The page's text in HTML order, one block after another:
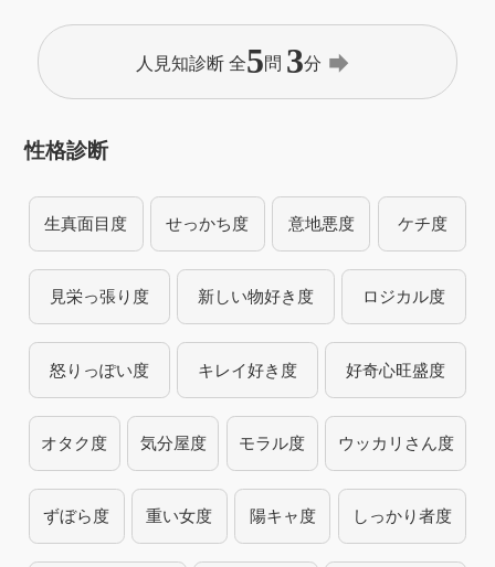
人見知診断 全5問 3分 forward
性格診断
生真面目度 せっかち度 意地悪度 ケチ度
見栄っ張り度 新しい物好き度 ロジカル度
怒りっぽい度 キレイ好き度 好奇心旺盛度
オタク度 気分屋度 モラル度 ウッカリさん度
ずぼら度 重い女度 陽キャ度 しっかり者度